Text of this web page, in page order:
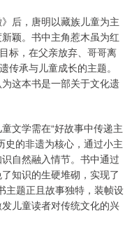
后，唐明以藏族儿童为主
颖。书中主角惹木虽为红
标，在父亲放弃、哥哥离
传承与儿童成长的主题。
这本书是一部关于文化遗
文学需在“好故事中传递主
史的非遗为核心，通过小主
自然融入情节。书中通过
知识的生硬堆砌，实现了
主题正且故事独特，装帧设
儿童读者对传统文化的兴